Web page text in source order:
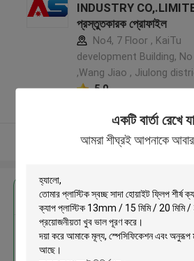
একটি বার্তা রেখে
আমরা শীঘ্রই আপনাকে
INDUSTRY
প্রস্তুতকারক প্রোফাইল
No4, 7 Floor , KaiTu
development Building, No
,Wang Jiao , Jiulong
5.0
আরো দেখুন
এর সেরা মূল্য পান
প্লাস্টিক স্বচ্ছ সাদা